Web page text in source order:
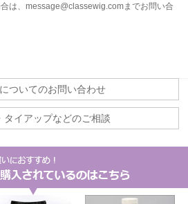
は、message@classewig.comまでお問い合
ついてのお問い合わせ
タイアップなどのご相談